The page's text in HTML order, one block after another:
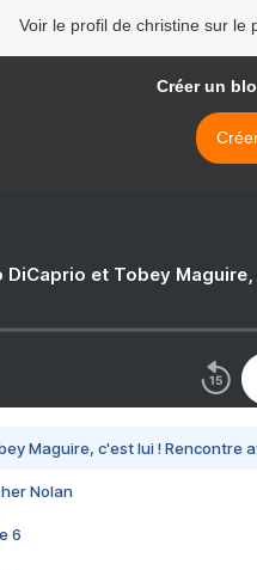
Voir le profil de christine sur le
Créer un
DiCaprio et Tobey
Maguire, c'est lui ! Rencontre
Nolan
6